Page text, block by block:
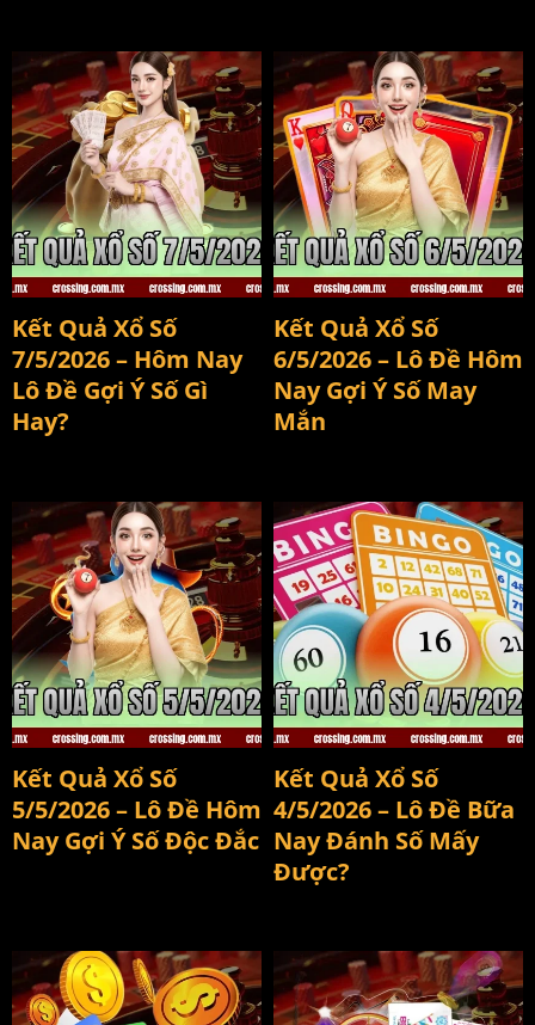
kết quả xổ số 7/5/2026
Kết Quả Xổ Số
7/5/2026 – Hôm Nay
Lô Đề Gợi Ý Số Gì
Hay?
kết quả xổ số 6/5/2026
Kết Quả Xổ Số
6/5/2026 – Lô Đề Hôm
Nay Gợi Ý Số May
Mắn
kết quả xổ số 5/5/2026
Kết Quả Xổ Số
5/5/2026 – Lô Đề Hôm
Nay Gợi Ý Số Độc Đắc
Kết quả xổ số 4/5/2026
Kết Quả Xổ Số
4/5/2026 – Lô Đề Bữa
Nay Đánh Số Mấy
Được?